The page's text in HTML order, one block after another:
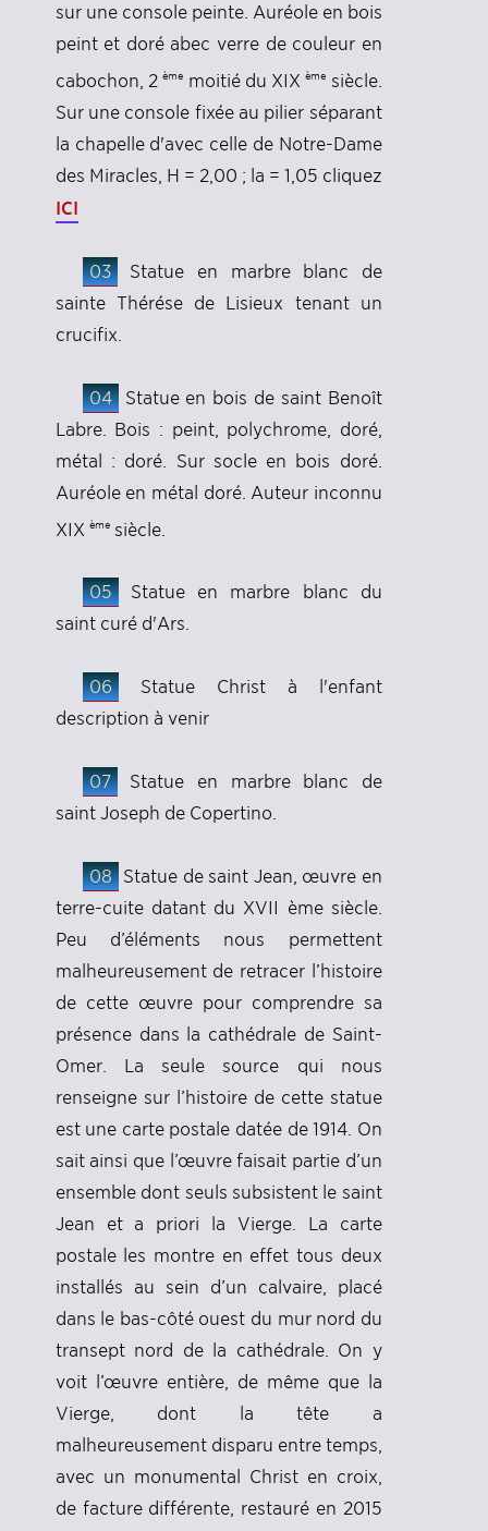
sur une console peinte. Auréole en bois
peint et doré abec verre de couleur en
cabochon, 2ème moitié du XIXème siècle.
Sur une console fixée au pilier séparant
la chapelle d'avec celle de Notre-Dame
des Miracles, H = 2,00 ; la = 1,05 cliquez
ICI
03 Statue en marbre blanc de
sainte Thérése de Lisieux tenant un
crucifix.
04 Statue en bois de saint Benoît
Labre. Bois : peint, polychrome, doré,
métal : doré. Sur socle en bois doré.
Auréole en métal doré. Auteur inconnu
XIX èmesiècle.
05 Statue en marbre blanc du
saint curé d'Ars.
06 Statue Christ à l'enfant
description à venir
07 Statue en marbre blanc de
saint Joseph de Copertino.
08 Statue de saint Jean, œuvre en
terre-cuite datant du XVII ème siècle.
Peu d’éléments nous permettent
malheureusement de retracer l’histoire
de cette œuvre pour comprendre sa
présence dans la cathédrale de Saint-
Omer. La seule source qui nous
renseigne sur l’histoire de cette statue
est une carte postale datée de 1914. On
sait ainsi que l’œuvre faisait partie d’un
ensemble dont seuls subsistent le saint
Jean et a priori la Vierge. La carte
postale les montre en effet tous deux
installés au sein d’un calvaire, placé
dans le bas-côté ouest du mur nord du
transept nord de la cathédrale. On y
voit l’œuvre entière, de même que la
Vierge, dont la tête a
malheureusement disparu entre temps,
avec un monumental Christ en croix,
de facture différente, restauré en 2015